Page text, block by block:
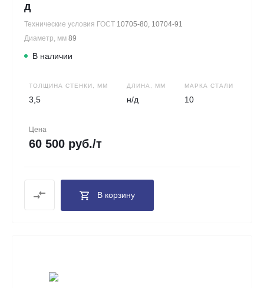
д
Технические условия ГОСТ 10705-80, 10704-91
Диаметр, мм 89
В наличии
ТОЛЩИНА СТЕНКИ, ММ
3,5
ДЛИНА, ММ
н/д
МАРКА СТАЛИ
10
Цена
60 500 руб./т
В корзину